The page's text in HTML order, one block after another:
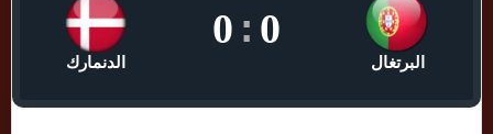
البرتغال
0
:
0
الدنمارك